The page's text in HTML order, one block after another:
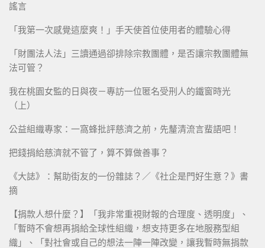
謠言
「我第一次感覺這麼爽！」手天使首位使用者的體驗心得
「財團法人法」三讀通過卻排除宗教團體，是否讓宗教團體無
法可管？
我在桃園女監的日與夜－專訪一位匿名受刑人的鐵窗時光
（上）
公益組織專家：一窩蜂批評慈濟之前，先釐清流言蜚語吧！
把錢捐給慈濟就不管了，算不算做善事？
《大誌》：幫助街友的一份雜誌？／《社企是門好生意？》書
摘
【捐款人想什麼？】「我非常重視財報的合理度、透明度」、
「暫時不會想再捐給全球性組織，想支持更多在地服務型組
織」、「對社會或自己的想法一陣一陣改變，讓我暫時無捐款